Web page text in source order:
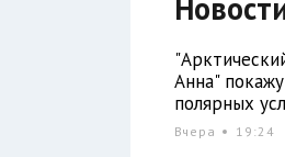
Анна"
полярных
Вчера 19:24